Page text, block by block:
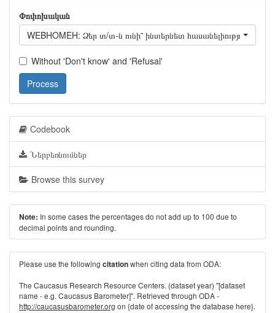
Փոփոխական
WEBHOMEH: Ձեր տ/տ-ն ունի՞ ինտերնետ հասանելիություն։
Without 'Don't know' and 'Refusal'
Process
Codebook
Ներբեռնումներ
Browse this survey
Note: In some cases the percentages do not add up to 100 due to
decimal points and rounding.
Please use the following citationwhen citing data from ODA:
The Caucasus Research Resource Centers. (dataset year) "[dataset
name - e.g. Caucasus Barometer]". Retrieved through ODA -
http://caucasusbarometer.org on {date of accessing the database here}.